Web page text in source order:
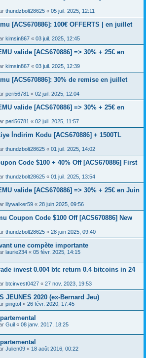
thundzbolt28625 « 05 juil. 2025, 12:11
[ACS670886]: 100€ OFFERTS | en juillet
kimsin867 « 03 juil. 2025, 12:45
valide [ACS670886] => 30% + 25€ en
kimsin867 « 03 juil. 2025, 12:39
[ACS670886]: 30% de remise en juillet
peri56781 « 02 juil. 2025, 12:04
valide [ACS670886] => 30% + 25€ en
peri56781 « 02 juil. 2025, 11:57
İndirim Kodu [ACS670886] + 1500TL
thundzbolt28625 « 01 juil. 2025, 14:02
Code $100 + 40% Off [ACS670886] First
thundzbolt28625 « 01 juil. 2025, 13:54
valide [ACS670886] => 30% + 25€ en Juin
lilywalker59 « 28 juin 2025, 09:56
Coupon Code $100 Off [ACS670886] New
thundzbolt28625 « 28 juin 2025, 09:40
une compète importante
laurie234 « 05 févr. 2025, 14:15
invest 0.004 btc return 0.4 bitcoins in 24
btcinvest0427 « 27 nov. 2023, 19:53
JEUNES 2020 (ex-Bernard Jeu)
pingtof « 26 févr. 2020, 17:45
Guil « 08 janv. 2017, 18:25
Julien09 « 18 août 2016, 00:22